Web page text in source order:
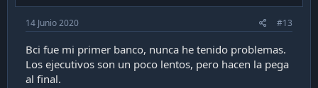
14 Junio 2020 #13
Bci fue mi primer banco, nunca he tenido problemas.
Los ejecutivos son un poco lentos, pero hacen la pega
al final.